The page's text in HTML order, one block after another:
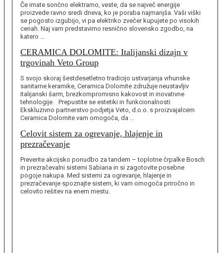
Če imate sončno elektrarno, veste, da se največ energije
proizvede ravno sredi dneva, ko je poraba najmanjša. Vaši viški
se pogosto izgubijo, vi pa elektriko zvečer kupujete po visokih
cenah. Naj vam predstavimo resnično slovensko zgodbo, na
katero …
CERAMICA DOLOMITE: Italijanski dizajn v
trgovinah Veto Group
S svojo skoraj šestdesetletno tradicijo ustvarjanja vrhunske
sanitarne keramike, Ceramica Dolomite združuje neustavljiv
italijanski šarm, brezkompromisno kakovost in inovativne
tehnologije. Prepustite se estetiki in funkcionalnosti
Ekskluzivno partnerstvo podjetja Veto, d.o.o. s proizvajalcem
Ceramica Dolomite vam omogoča, da …
Celovit sistem za ogrevanje, hlajenje in
prezračevanje
Preverite akcijsko ponudbo za tandem – toplotne črpalke Bosch
in prezračevalni sistemi Sabiana in si zagotovite posebne
pogoje nakupa. Med sistemi za ogrevanje, hlajenje in
prezračevanje spoznajte sistem, ki vam omogoča priročno in
celovito rešitev na enem mestu.